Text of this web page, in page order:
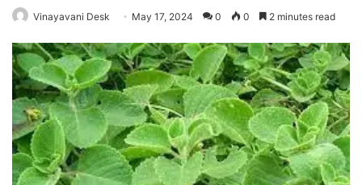
Vinayavani Desk May 17, 2024 0 0 2 minutes read